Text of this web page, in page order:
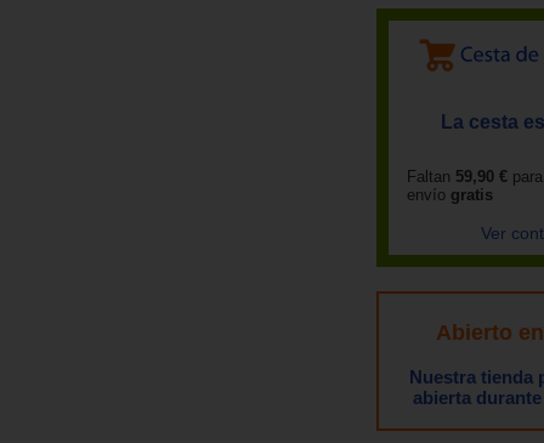
La cesta
Faltan 59,90 €
envío gratis
Ver
Abierto
Nuestra tienda
abierta